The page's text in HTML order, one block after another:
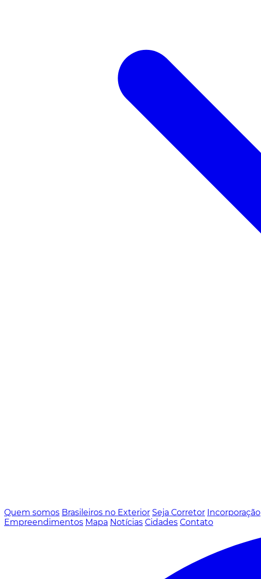
Quem somos Brasileiros no Exterior Seja Corretor Incorporação
Empreendimentos Mapa Notícias Cidades Contato